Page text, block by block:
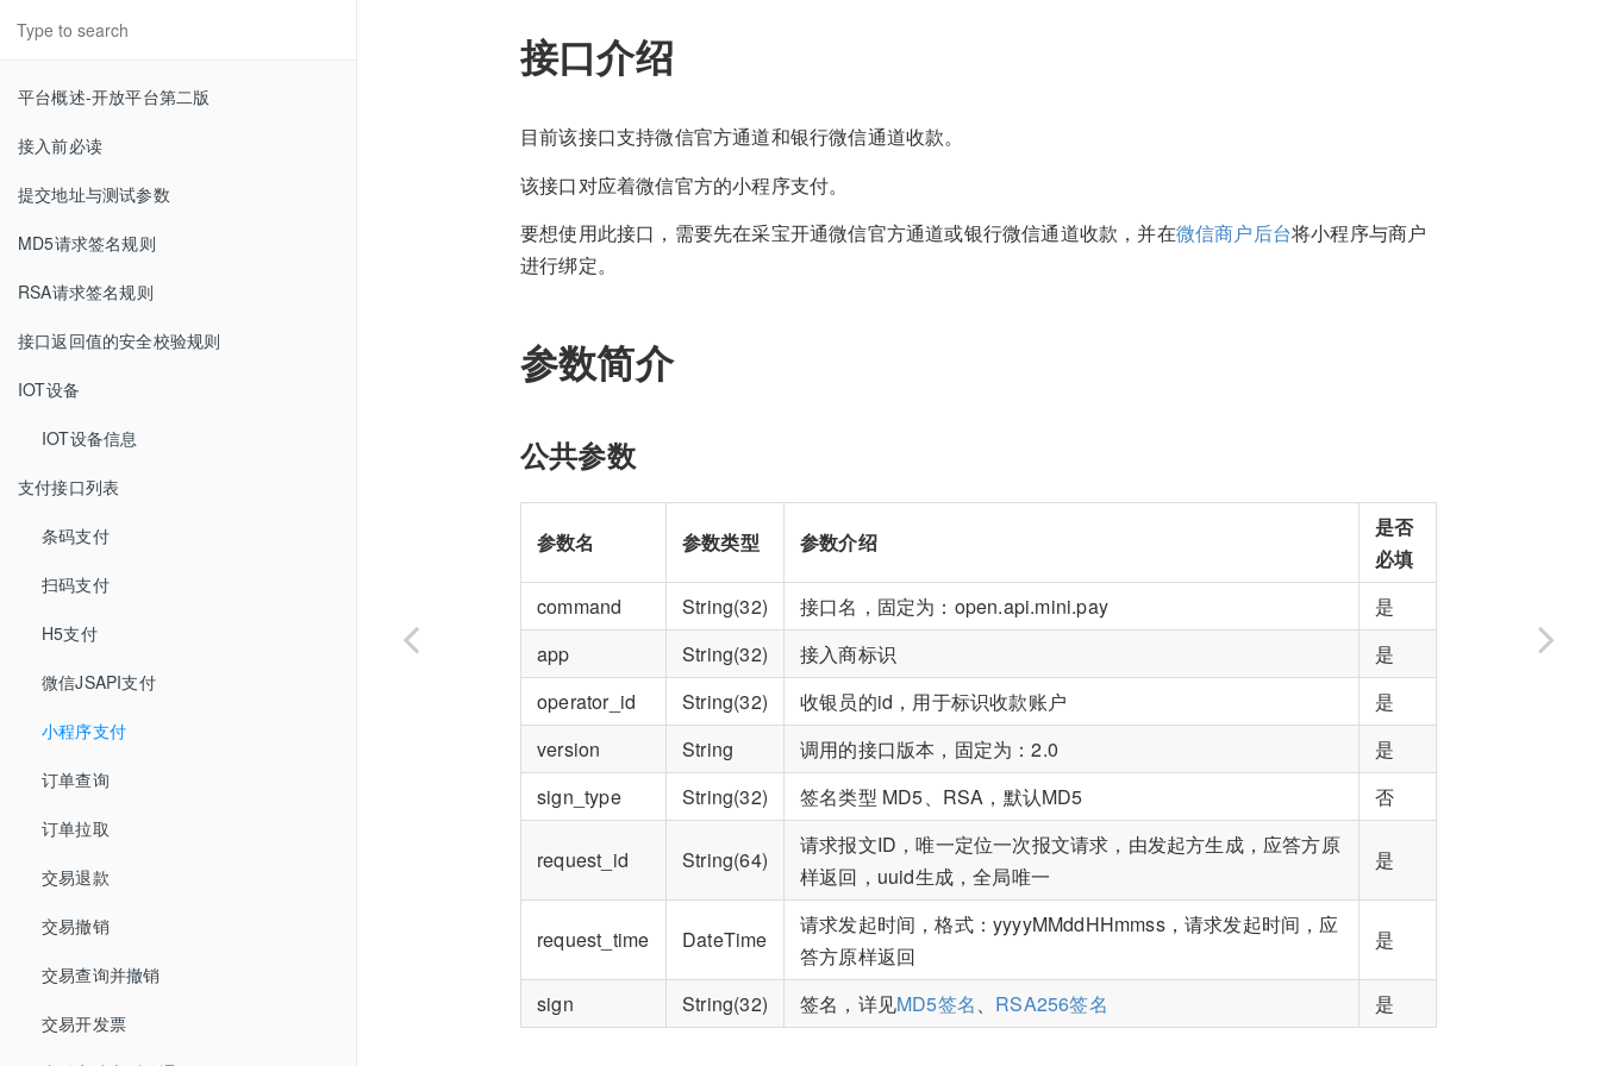
平台概述-开放平台第二版
接入前必读
提交地址与测试参数
MD5请求签名规则
RSA请求签名规则
接口返回值的安全校验规则
IOT设备
IOT设备信息
支付接口列表
条码支付
扫码支付
H5支付
微信JSAPI支付
小程序支付
订单查询
订单拉取
交易退款
交易撤销
交易查询并撤销
交易开发票
接口介绍
目前该接口支持微信官方通道和银行微信通道收款。
该接口对应着微信官方的小程序支付。
要想使用此接口，需要先在采宝开通微信官方通道或银行微信通道收款，并在微信商户后台将小程序与商户
进行绑定。
参数简介
公共参数
参数名 参数类型 参数介绍
是否
必填
command
String(32) 接口名，固定为：open.api.mini.pay
是
app
String(32) 接入商标识
是
operator_id
String(32) 收银员的id，用于标识收款账户
是
version
String 调用的接口版本，固定为：2.0
是
sign_type
String(32) 签名类型 MD5、RSA，默认MD5 否
request_id String(64)
请求报文ID，唯一定位一次报文请求，由发起方生成，应答方原
样返回，uuid生成，全局唯一
是
request_time DateTime
请求发起时间，格式：yyyyMMddHHmmss，请求发起时间，应
答方原样返回
是
sign String(32) 签名，详见MD5签名、 RSA256签名 是